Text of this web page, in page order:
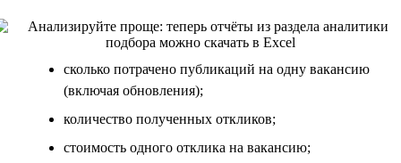
сколько потрачено публикаций на одну вакансию
(включая обновления);
количество полученных откликов;
стоимость одного отклика на вакансию;